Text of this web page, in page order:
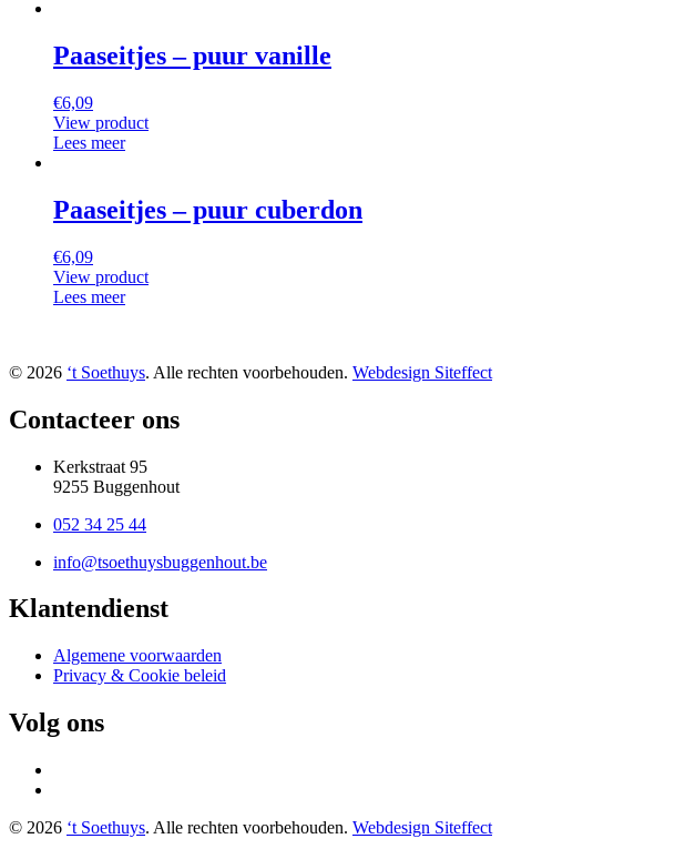
Paaseitjes – puur vanille
€6,09
View product
Lees meer
Paaseitjes – puur cuberdon
€6,09
View product
Lees meer
© 2026 ‘t Soethuys. Alle rechten voorbehouden. Webdesign Siteffect
Contacteer ons
Kerkstraat 95
9255 Buggenhout
052 34 25 44
info@tsoethuysbuggenhout.be
Klantendienst
Algemene voorwaarden
Privacy & Cookie beleid
Volg ons
© 2026 ‘t Soethuys. Alle rechten voorbehouden. Webdesign Siteffect